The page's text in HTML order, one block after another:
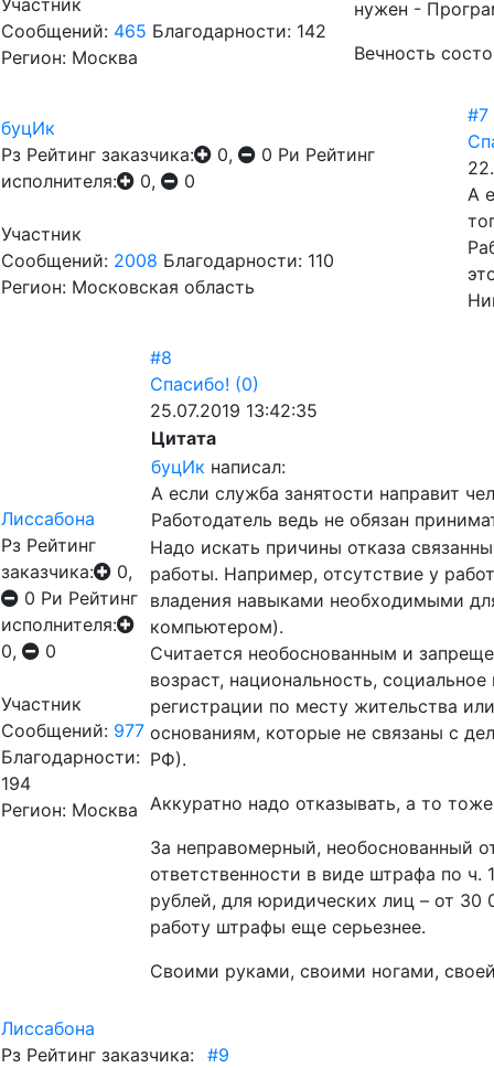
Участник
Сообщений: 465 Благодарности: 142
Регион: Москва
нужен -
Вечность
буцИк
Рз Рейтинг заказчика: 0, 0 Ри Рейтинг
исполнителя:
0, 0
Участник
Сообщений: 2008 Благодарности: 110
Регион: Московская область
#7
А
Лиссабона
Рз Рейтинг
заказчика:
0,
0 Ри Рейтинг
исполнителя:
0,
0
Участник
Сообщений: 977
Благодарности:
194
Регион: Москва
#8
Спасибо! (0)
25.07.2019 13:42:35
Цитата
буцИк написал:
А если служба занятости направит
Работодатель ведь не обязан
Надо искать причины отказа
работы. Например, отсутствие у
владения навыками необходимыми
компьютером).
Считается необоснованным и
возраст, национальность,
регистрации по месту жительства
основаниям, которые не связаны с
РФ).
Аккуратно надо отказывать, а то
За неправомерный, необоснованный
ответственности в виде штрафа по
рублей, для юридических лиц – от
работу штрафы еще серьезнее.
Своими руками, своими ногами,
Лиссабона
Рз Рейтинг заказчика: #9